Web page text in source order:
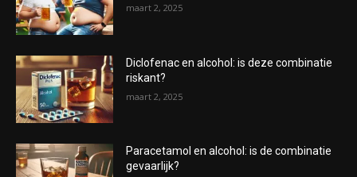
maart 2, 2025
Diclofenac en alcohol: is deze combinatie
riskant?
maart 2, 2025
Paracetamol en alcohol: is de combinatie
gevaarlijk?